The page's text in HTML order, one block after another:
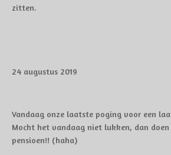
zitten.
24 augustus 2019
Vandaag onze laatste poging voor een
Mocht het vandaag niet lukken, dan doen
pensioen!! (haha)